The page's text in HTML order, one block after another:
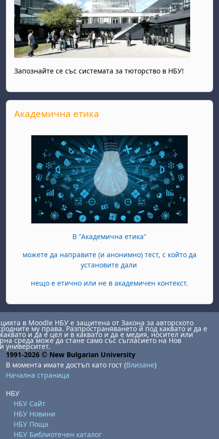
Запознайте се със системата за тюторство в НБУ!
Прескочи Академична етика
Академична етика
В "Академична етика"
можете да направите (и анонимно) тест, с който да
установите дали
нещо е етично или не в академичен контекст.
в Moodle НБУ е защитена от Закона за авторското
му права. Разпространяването й под каквато и да е
и да е цел и в каквато и да е медия, носител или
среда може да стане само със съгласието на Нов
университет.
1991-2026 © New Bulgarian University
В момента имате достъп като гост (Влизане)
Начална страница
НБУ
НБУ Сайт
НБУ Новини
НБУ Поща
НБУ Библиотечен каталог